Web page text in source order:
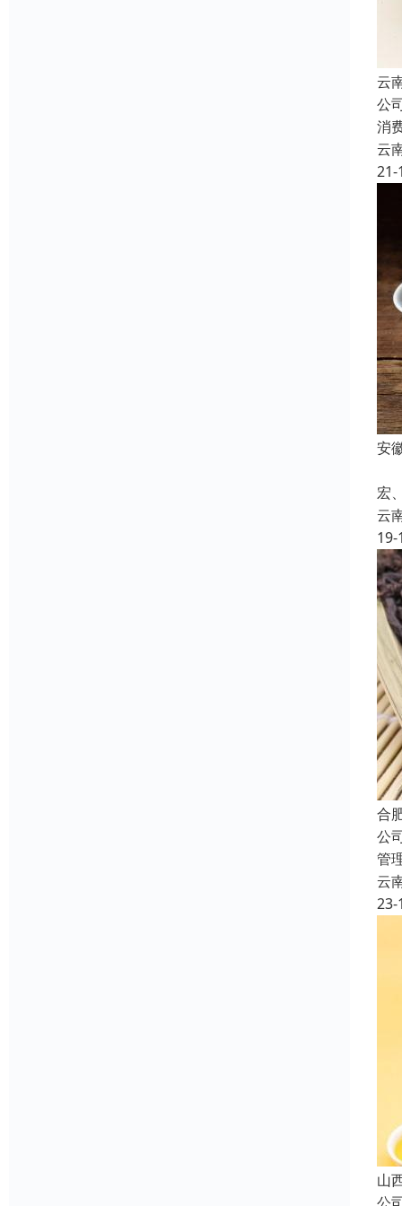
云
公
消
云
21-
安
宏
云
19-
合
公
管
云
23-
山